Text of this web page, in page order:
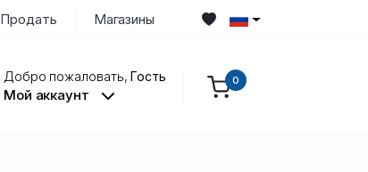
Продать Магазины
Добро пожаловать,Гость
Мой аккаунт
0